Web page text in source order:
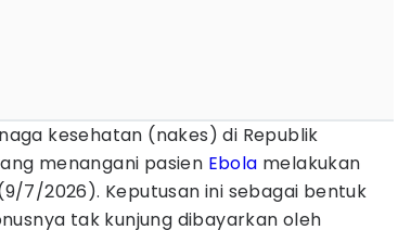
kesehatan (nakes) di Republik
menangani pasien Ebola melakukan
7/2026). Keputusan ini sebagai bentuk
tak kunjung dibayarkan oleh